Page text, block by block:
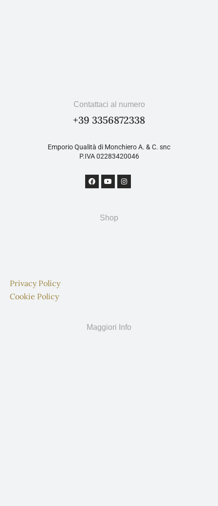
Contattaci al numero
+39 3356872338
Emporio Qualità di Monchiero A. & C. snc
P.IVA 02283420046
Shop
Privacy Policy
Cookie Policy
Maggiori Info